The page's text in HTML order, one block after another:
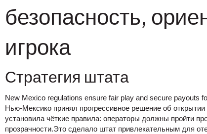
безопасность,
игрока
Стратегия штата
New Mexico regulations ensure fair play and secure payouts
Нью‑Мексико принял прогрессивное решение об
установила чёткие правила: операторы должны пройти
прозрачности.Это сделало штат привлекательным для